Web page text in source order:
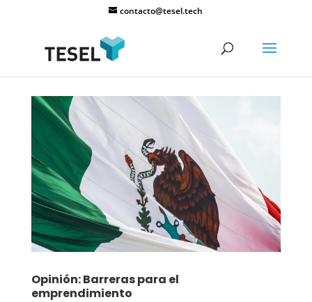
contacto@tesel.tech
Opinión: Barreras para el
emprendimiento